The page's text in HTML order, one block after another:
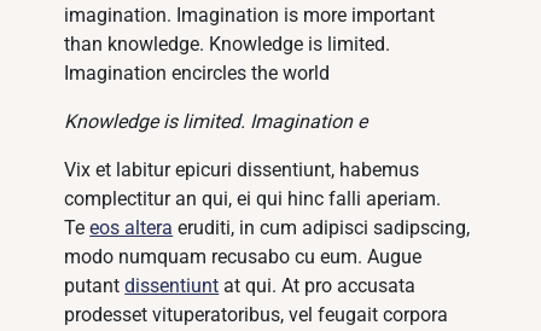
imagination. Imagination is more important
than knowledge. Knowledge is limited.
Imagination encircles the world
Knowledge is limited. Imagination e
Vix et labitur epicuri dissentiunt, habemus
complectitur an qui, ei qui hinc falli aperiam.
Teeos altera eruditi, in cum adipisci sadipscing,
modo numquam recusabo cu eum. Augue
putantdissentiunt at qui. At pro accusata
prodesset vituperatoribus, vel feugait corpora